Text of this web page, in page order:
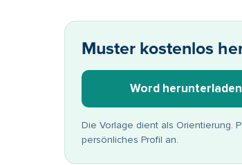
Muster kostenlos
Word herunterladen
Die Vorlage dient als Orientierung.
persönliches Profil an.